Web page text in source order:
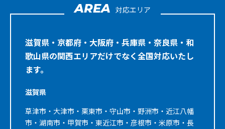
AREA 対応エリア
滋賀県・京都府・大阪府・兵庫県・奈良県・和
歌山県の関西エリアだけでなく全国対応いたし
ます。
滋賀県
草津市・大津市・栗東市・守山市・野洲市・近江八幡
市・湖南市・甲賀市・東近江市・彦根市・米原市・長